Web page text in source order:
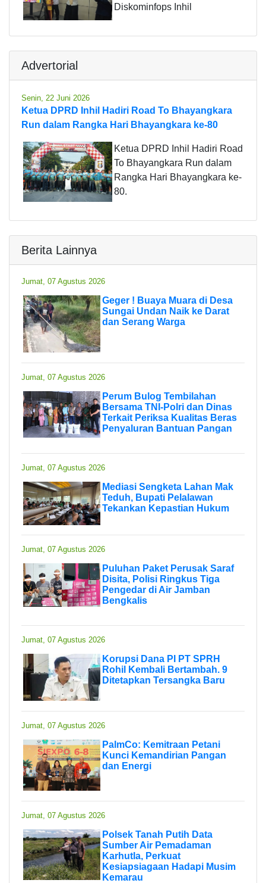
Diskominfops Inhil
Advertorial
Senin, 22 Juni 2026
Ketua DPRD Inhil Hadiri Road To Bhayangkara
Run dalam Rangka Hari Bhayangkara ke-80
Ketua DPRD Inhil Hadiri Road
To Bhayangkara Run dalam
Rangka Hari Bhayangkara ke-
80.
Berita Lainnya
Jumat, 07 Agustus 2026
Geger ! Buaya Muara di Desa
Sungai Undan Naik ke Darat
dan Serang Warga
Jumat, 07 Agustus 2026
Perum Bulog Tembilahan
Bersama TNI-Polri dan Dinas
Terkait Periksa Kualitas Beras
Penyaluran Bantuan Pangan
Jumat, 07 Agustus 2026
Mediasi Sengketa Lahan Mak
Teduh, Bupati Pelalawan
Tekankan Kepastian Hukum
Jumat, 07 Agustus 2026
Puluhan Paket Perusak Saraf
Disita, Polisi Ringkus Tiga
Pengedar di Air Jamban
Bengkalis
Jumat, 07 Agustus 2026
Korupsi Dana PI PT SPRH
Rohil Kembali Bertambah. 9
Ditetapkan Tersangka Baru
Jumat, 07 Agustus 2026
PalmCo: Kemitraan Petani
Kunci Kemandirian Pangan
dan Energi
Jumat, 07 Agustus 2026
Polsek Tanah Putih Data
Sumber Air Pemadaman
Karhutla, Perkuat
Kesiapsiagaan Hadapi Musim
Kemarau